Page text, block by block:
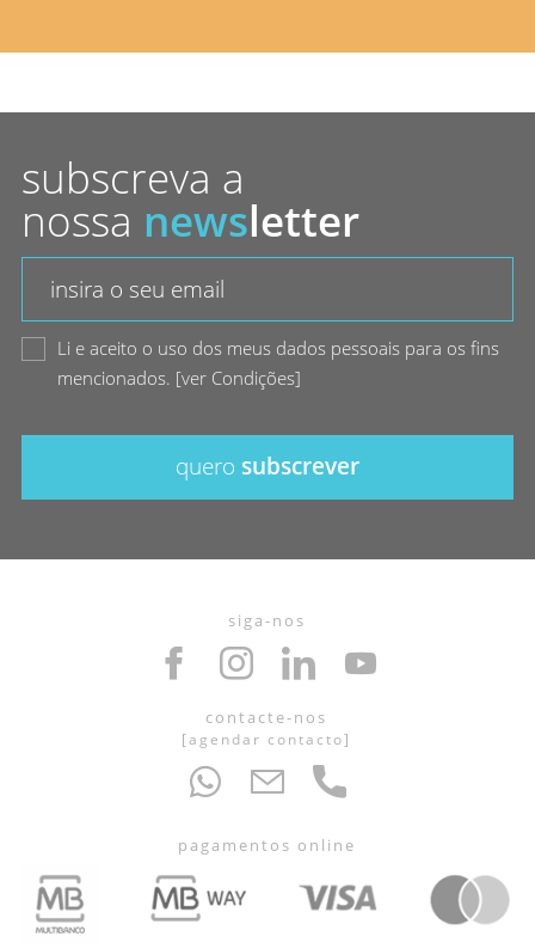
subscreva a
nossa newsletter
Li e aceito o uso dos meus dados pessoais para os fins
mencionados. [ver Condições]
quero subscrever
siga-nos
contacte-nos
[agendar contacto]
pagamentos online